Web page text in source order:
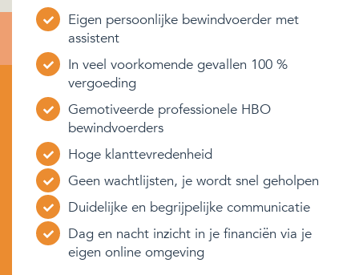
Eigen persoonlijke bewindvoerder met
assistent
In veel voorkomende gevallen 100 %
vergoeding
Gemotiveerde professionele HBO
bewindvoerders
Hoge klanttevredenheid
Geen wachtlijsten, je wordt snel geholpen
Duidelijke en begrijpelijke communicatie
Dag en nacht inzicht in je financiën via je
eigen online omgeving